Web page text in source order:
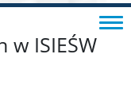
w ISIEŚW